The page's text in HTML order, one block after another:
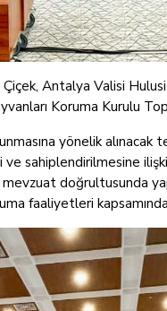
Antalya Valisi
Koruma Kurulu
yönelik
ve sahiplendirilmesine
doğrultusunda
faaliyetleri